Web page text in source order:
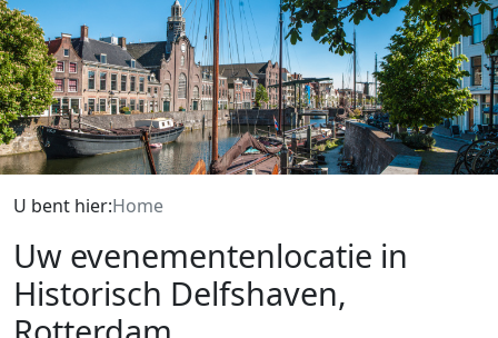
U bent hier:Home
Uw evenementen­locatie in
Historisch Delfshaven,